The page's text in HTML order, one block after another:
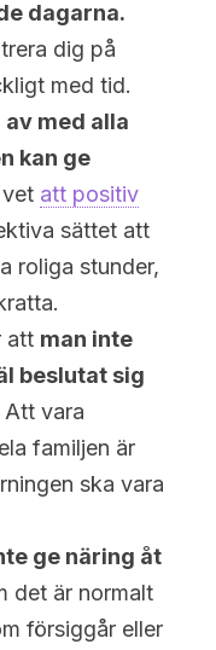
dagarna.
dig på
med tid.
med alla
kan ge
att positiv
sättet att
roliga stunder,
att man inte
beslutat sig
Att vara
familjen är
ska vara
ge näring åt
det är normalt
försiggår eller